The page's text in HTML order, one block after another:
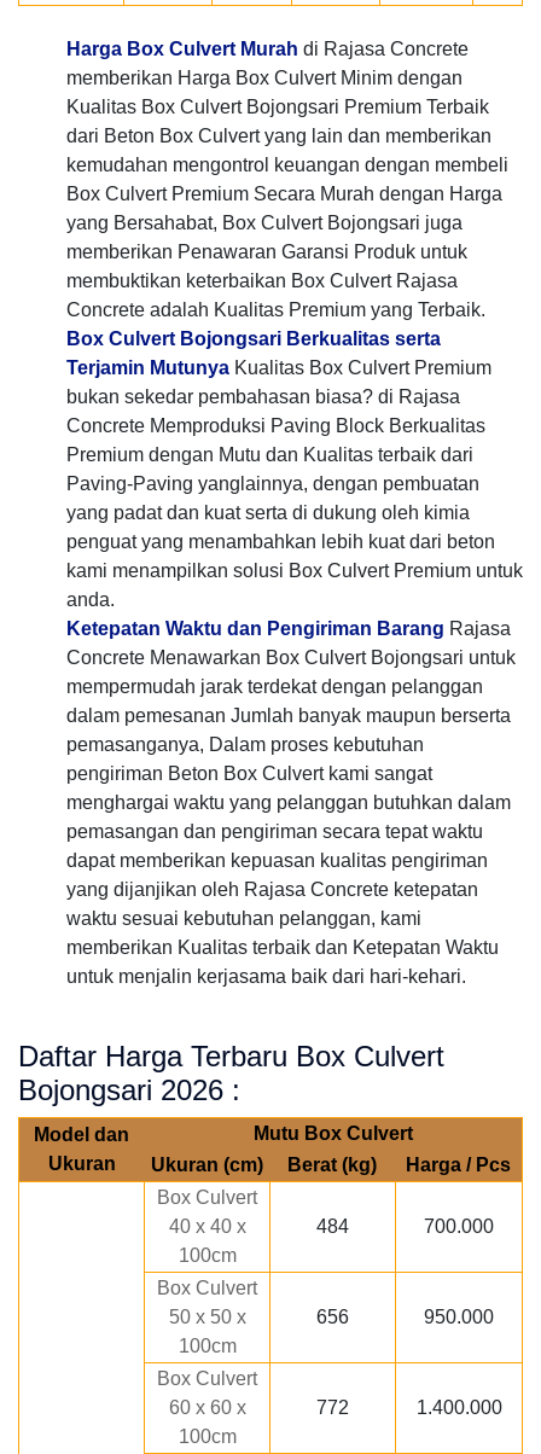
Harga Box Culvert Murah di Rajasa Concrete
memberikan Harga Box Culvert Minim dengan
Kualitas Box Culvert Bojongsari Premium Terbaik
dari Beton Box Culvert yang lain dan memberikan
kemudahan mengontrol keuangan dengan membeli
Box Culvert Premium Secara Murah dengan Harga
yang Bersahabat, Box Culvert Bojongsari juga
memberikan Penawaran Garansi Produk untuk
membuktikan keterbaikan Box Culvert Rajasa
Concrete adalah Kualitas Premium yang Terbaik.
Box Culvert Bojongsari Berkualitas serta
Terjamin Mutunya Kualitas Box Culvert Premium
bukan sekedar pembahasan biasa? di Rajasa
Concrete Memproduksi Paving Block Berkualitas
Premium dengan Mutu dan Kualitas terbaik dari
Paving-Paving yanglainnya, dengan pembuatan
yang padat dan kuat serta di dukung oleh kimia
penguat yang menambahkan lebih kuat dari beton
kami menampilkan solusi Box Culvert Premium untuk
anda.
Ketepatan Waktu dan Pengiriman Barang Rajasa
Concrete Menawarkan Box Culvert Bojongsari untuk
mempermudah jarak terdekat dengan pelanggan
dalam pemesanan Jumlah banyak maupun berserta
pemasanganya, Dalam proses kebutuhan
pengiriman Beton Box Culvert kami sangat
menghargai waktu yang pelanggan butuhkan dalam
pemasangan dan pengiriman secara tepat waktu
dapat memberikan kepuasan kualitas pengiriman
yang dijanjikan oleh Rajasa Concrete ketepatan
waktu sesuai kebutuhan pelanggan, kami
memberikan Kualitas terbaik dan Ketepatan Waktu
untuk menjalin kerjasama baik dari hari-kehari.
Daftar Harga Terbaru Box Culvert
Bojongsari 2026 :
Model dan
Ukuran
Mutu Box Culvert
Ukuran (cm)
Berat (kg)
Harga / Pcs
Box Culvert
40 x 40 x
100cm
484 700.000
Box Culvert
50 x 50 x
100cm
656 950.000
Box Culvert
60 x 60 x
100cm
772 1.400.000